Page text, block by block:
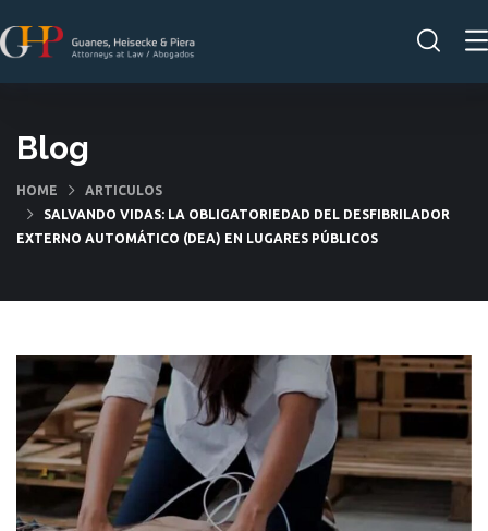
Blog
HOME
ARTICULOS
SALVANDO VIDAS: LA OBLIGATORIEDAD DEL DESFIBRILADOR
EXTERNO AUTOMÁTICO (DEA) EN LUGARES PÚBLICOS